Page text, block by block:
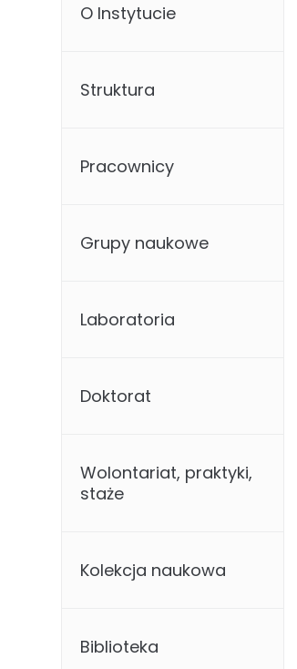
O Instytucie
Struktura
Pracownicy
Grupy naukowe
Laboratoria
Doktorat
Wolontariat, praktyki,
staże
Kolekcja naukowa
Biblioteka